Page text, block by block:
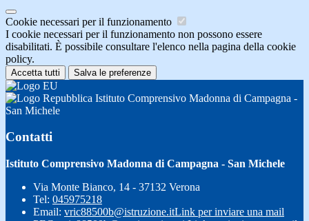
Cookie necessari per il funzionamento
I cookie necessari per il funzionamento non possono essere
disabilitati. È possibile consultare l'elenco nella pagina della cookie
policy.
Accetta tutti Salva le preferenze
Istituto Comprensivo Madonna di Campagna -
San Michele
Contatti
Istituto Comprensivo Madonna di Campagna - San Michele
Via Monte Bianco, 14 - 37132 Verona
Tel: 045975218
Email: vric88500b@istruzione.itLink per inviare una mail